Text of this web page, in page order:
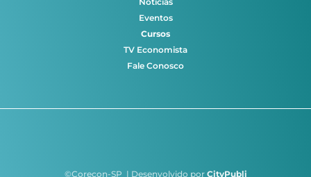
Eventos
Cursos
TV Economista
Fale Conosco
©Corecon-SP | Desenvolvido por CityPubli